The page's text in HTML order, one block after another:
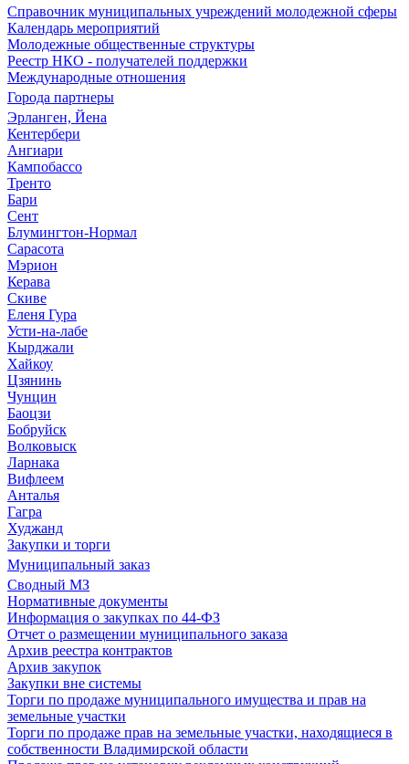
Справочник муниципальных учреждений молодежной сферы
Календарь мероприятий
Молодежные общественные структуры
Реестр НКО - получателей поддержки
Международные отношения
Города партнеры
Эрланген, Йена
Кентербери
Ангиари
Кампобассо
Тренто
Бари
Сент
Блумингтон-Нормал
Сарасота
Мэрион
Керава
Скиве
Еленя Гура
Усти-на-лабе
Кырджали
Хайкоу
Цзянинь
Чунцин
Баоцзи
Бобруйск
Волковыск
Ларнака
Вифлеем
Анталья
Гагра
Худжанд
Закупки и торги
Муниципальный заказ
Сводный МЗ
Нормативные документы
Информация о закупках по 44-ФЗ
Отчет о размещении муниципального заказа
Архив реестра контрактов
Архив закупок
Закупки вне системы
Торги по продаже муниципального имущества и прав на
земельные участки
Торги по продаже прав на земельные участки, находящиеся в
собственности Владимирской области